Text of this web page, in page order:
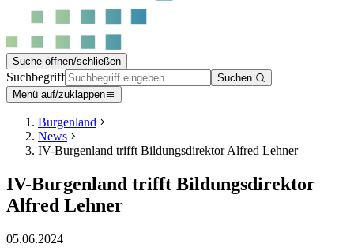
Suche öffnen/schließen
Suchbegriff
Suchen
Menü auf/zuklappen
Burgenland
News
IV-Burgenland trifft Bildungsdirektor Alfred Lehner
IV-Burgenland trifft Bildungsdirektor
Alfred Lehner
05.06.2024